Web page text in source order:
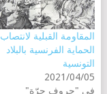
المقاومة القبلية لانتصاب
الحماية الفرنسية بالبلاد
التونسية
2021/04/05
في "حروف حرّة"